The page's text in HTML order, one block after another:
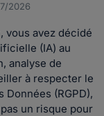
2026
vous avez décidé
(IA) au
analyse de
à respecter le
(RGPD),
un risque pour